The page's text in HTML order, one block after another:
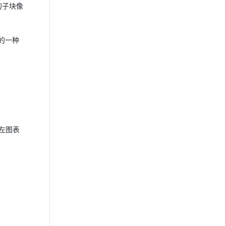
h块像
一种
图表